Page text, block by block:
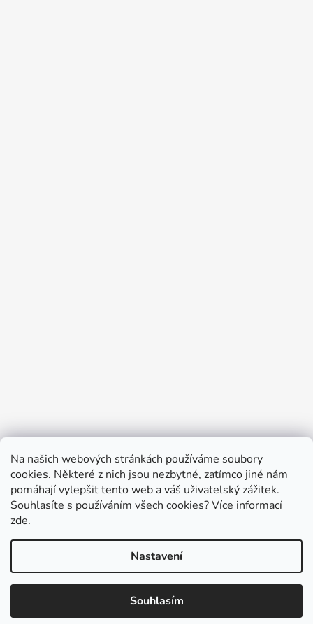
Na našich webových stránkách používáme soubory
cookies. Některé z nich jsou nezbytné, zatímco jiné nám
pomáhají vylepšit tento web a váš uživatelský zážitek.
Souhlasíte s používáním všech cookies?Více informací
zde.
Nastavení
Souhlasím
Vytvořil Shoptet
Baby business
vyhrazena.Upravit nastavení cookies